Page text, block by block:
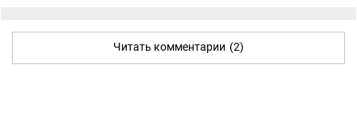
Читать комментарии (2)